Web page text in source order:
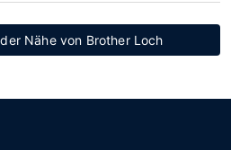
Nähe von Brother Loch